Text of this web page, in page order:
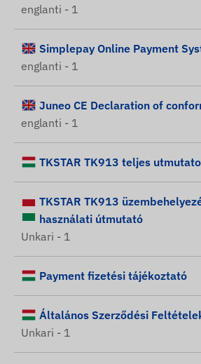
englanti - 1
Simplepay Online Payment
englanti - 1
Juneo CE Declaration of
englanti - 1
TKSTAR TK913 teljes utmutato
TKSTAR TK913
használati útmutató
Unkari - 1
Payment fizetési tájékoztató
Általános Szerződési
Unkari - 1